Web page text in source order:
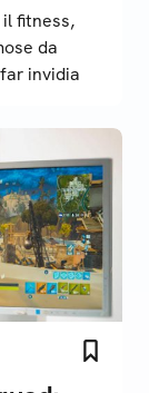
fitness,
da
invidia